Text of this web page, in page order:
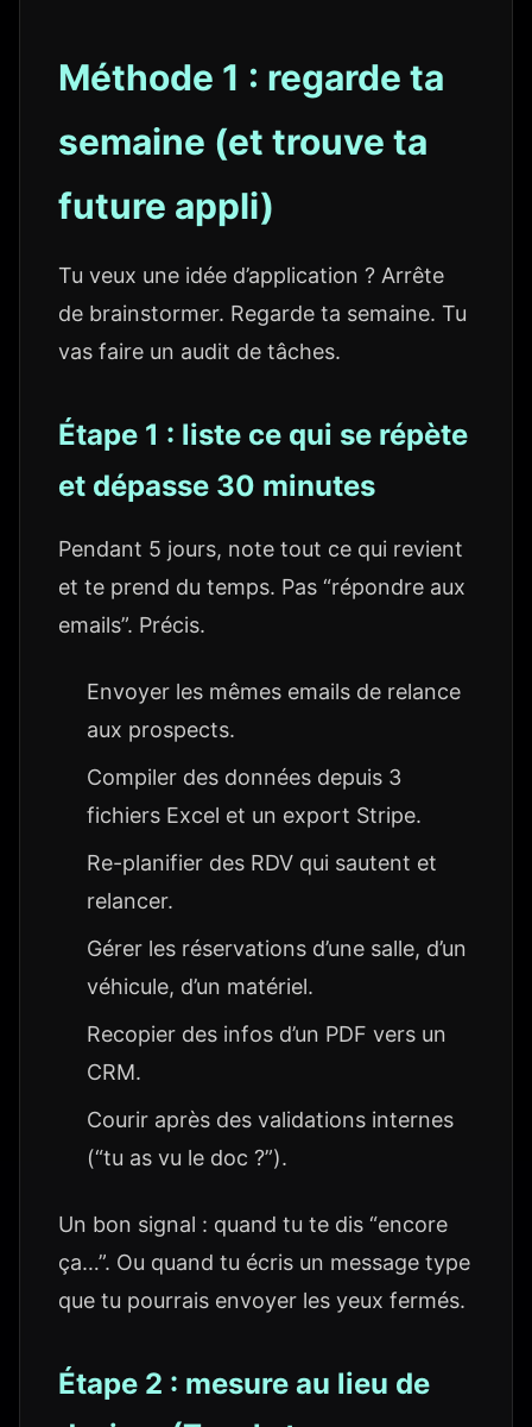
Méthode 1 : regarde ta
semaine (et trouve ta
future appli)
Tu veux une idée d’application ? Arrête
de brainstormer. Regarde ta semaine. Tu
vas faire un audit de tâches.
Étape 1 : liste ce qui se répète
et dépasse 30 minutes
Pendant 5 jours, note tout ce qui revient
et te prend du temps. Pas “répondre aux
emails”. Précis.
Envoyer les mêmes emails de relance
aux prospects.
Compiler des données depuis 3
fichiers Excel et un export Stripe.
Re-planifier des RDV qui sautent et
relancer.
Gérer les réservations d’une salle, d’un
véhicule, d’un matériel.
Recopier des infos d’un PDF vers un
CRM.
Courir après des validations internes
(“tu as vu le doc ?”).
Un bon signal : quand tu te dis “encore
ça…”. Ou quand tu écris un message type
que tu pourrais envoyer les yeux fermés.
Étape 2 : mesure au lieu de